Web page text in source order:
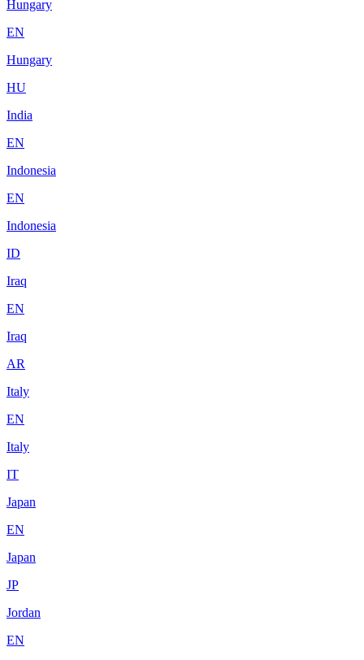
Hungary
EN
Hungary
HU
India
EN
Indonesia
EN
Indonesia
ID
Iraq
EN
Iraq
AR
Italy
EN
Italy
IT
Japan
EN
Japan
JP
Jordan
EN